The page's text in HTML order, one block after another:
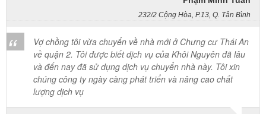
Vợ chồng tôi vừa chuyển về nhà mới ở Chưng cư Thái An
về quận 2. Tôi được biết dịch vụ của Khôi Nguyên đã lâu
và đến nay đã sử dụng dịch vụ chuyển nhà này. Tôi xin
chúng công ty ngày càng phát triển và nâng cao chất
lượng dịch vụ